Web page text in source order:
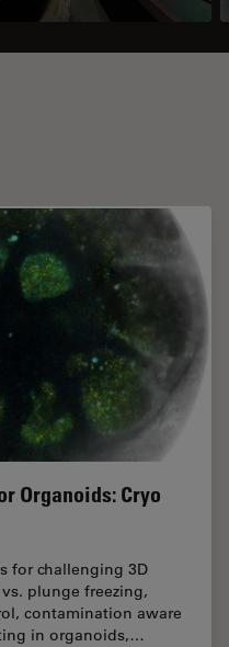
Organoids: Cryo
for challenging 3D
plunge freezing,
contamination aware
in organoids,…